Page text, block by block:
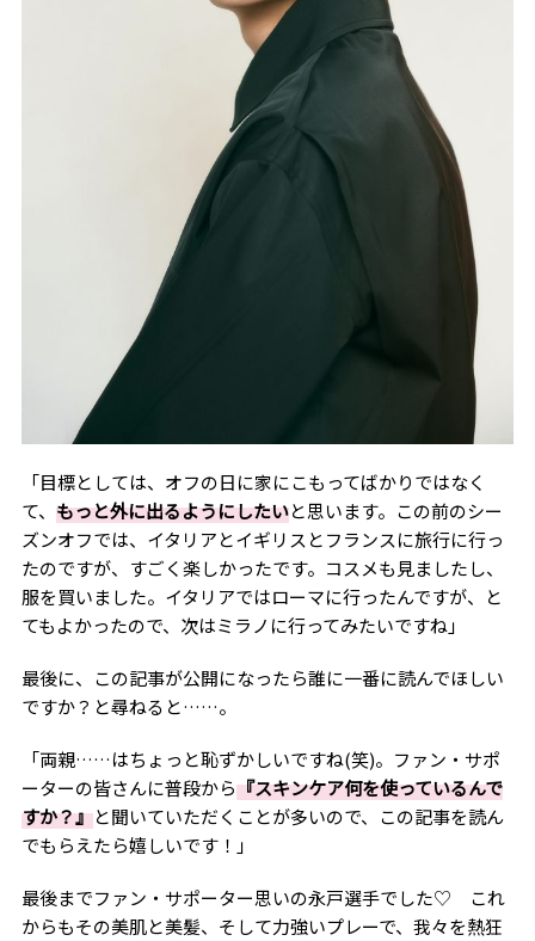
「目標としては、オフの日に家にこもってばかりではなく
て、 もっと外に出るようにしたいと思います。この前のシー
ズンオフでは、イタリアとイギリスとフランスに旅行に行っ
たのですが、すごく楽しかったです。コスメも見ましたし、
服を買いました。イタリアではローマに行ったんですが、と
てもよかったので、次はミラノに行ってみたいですね」
最後に、この記事が公開になったら誰に一番に読んでほしい
ですか？と尋ねると……。
「両親……はちょっと恥ずかしいですね(笑)。ファン・サポ
ーターの皆さんに普段から『スキンケア何を使っているんで
すか？』と聞いていただくことが多いので、この記事を読ん
でもらえたら嬉しいです！」
最後までファン・サポーター思いの永戸選手でした♡ これ
からもその美肌と美髪、そして力強いプレーで、我々を熱狂